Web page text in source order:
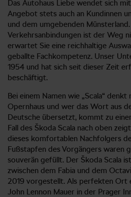
Das Autohaus Liebe wendet sich
Angebot stets auch an Kundinnen
und dem umgebenden
Verkehrsanbindungen ist der Weg
erwartet Sie eine reichhaltige
geballte Fachkompetenz. Unser
1954 und hat sich seit dieser Zeit
beschäftigt.
Bei einem Namen wie „Scala“
Opernhaus und wer das Wort aus
Deutsche übersetzt, kommt zu
Fall des Škoda Scala nach oben
dieses komfortablen Nachfolgers
Fußstapfen des Vorgängers waren
souverän gefüllt. Der Škoda Scala
zwischen dem Fabia und dem
2019 vorgestellt. Als perfekten Ort
John Lennon Mauer in der Prager